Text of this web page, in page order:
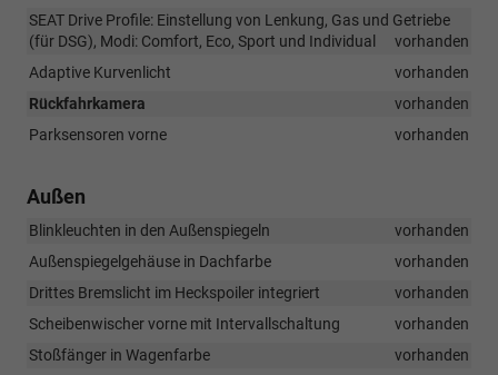
SEAT Drive Profile: Einstellung von Lenkung, Gas und Getriebe
(für DSG), Modi: Comfort, Eco, Sport und Individual
vorhanden
Adaptive Kurvenlicht
vorhanden
Rückfahrkamera
vorhanden
Parksensoren vorne
vorhanden
Außen
Blinkleuchten in den Außenspiegeln
vorhanden
Außenspiegelgehäuse in Dachfarbe
vorhanden
Drittes Bremslicht im Heckspoiler integriert
vorhanden
Scheibenwischer vorne mit Intervallschaltung
vorhanden
Stoßfänger in Wagenfarbe
vorhanden